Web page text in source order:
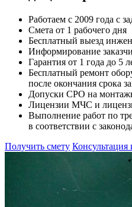
Работаем с 2009 года с
Смета от 1 рабочего дня
Бесплатный выезд
Информирование
Гарантия от 1 года до 5
Бесплатный ремонт
после окончания срока
Допуски СРО на
Лицензии МЧС и
Выполнение работ по
в соответствии с
Получить смету Консультация